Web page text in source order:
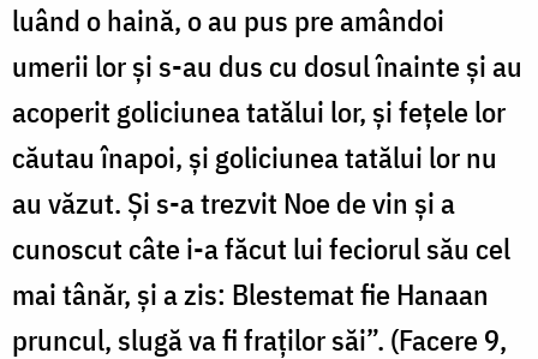
luând o haină, o au pus pre amândoi
umerii lor şi s-au dus cu dosul înainte şi au
acoperit goliciunea tatălui lor, şi feţele lor
căutau înapoi, şi goliciunea tatălui lor nu
au văzut. Şi s-a trezvit Noe de vin şi a
cunoscut câte i-a făcut lui feciorul său cel
mai tânăr, şi a zis: Blestemat fie Hanaan
pruncul, slugă va fi fraţilor săi”. (Facere 9,